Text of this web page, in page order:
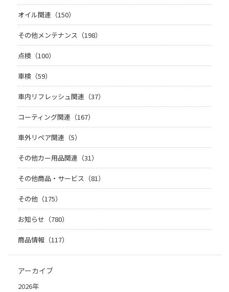
オイル関連（150）
その他メンテナンス（198）
点検（100）
車検（59）
車内リフレッシュ関連（37）
コーティング関連（167）
車外リペア関連（5）
その他カー用品関連（31）
その他商品・サービス（81）
その他（175）
お知らせ（780）
商品情報（117）
アーカイブ
2026年